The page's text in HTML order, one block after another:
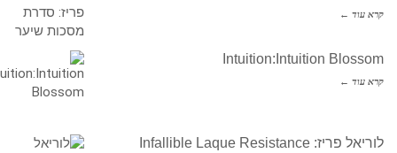
קרא עוד ←
Intuition:Intuition Blossom
קרא עוד ←
לוריאל פריז: Infallible Laque Resistance